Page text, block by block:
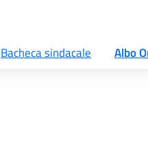
Bacheca sindacale Albo